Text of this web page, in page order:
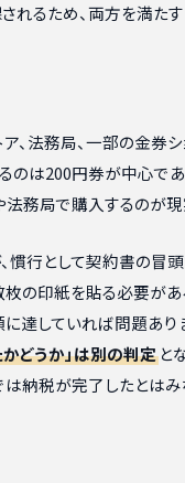
れるため、両方を満た
、法務局、一部の金券
のは200円券が中心で
務局で購入するのが現
慣行として契約書の冒
の印紙を貼る必要があ
達していれば問題あり
かどうか」は別の判定と
は納税が完了したとは